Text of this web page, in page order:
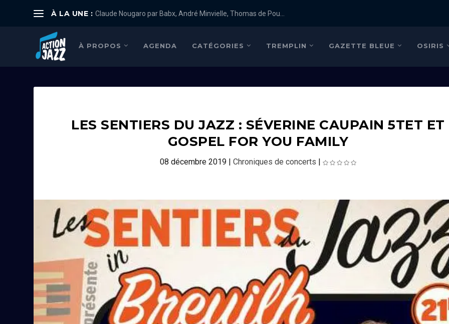
À LA UNE : Claude Nougaro par Babx, André Minvielle, Thomas de Pou...
À PROPOS AGENDA CATÉGORIES TREMPLIN GAZETTE BLEUE OSIRIS
LES SENTIERS DU JAZZ : SÉVERINE CAUPAIN 5TET ET
GOSPEL FOR YOU FAMILY
08 décembre 2019 |Chroniques de concerts |